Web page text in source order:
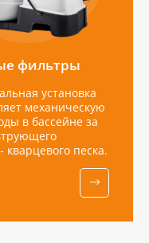
фильтры
установка
механическую
в бассейне за
кварцевого песка.